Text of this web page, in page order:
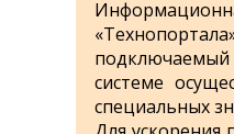
подключаемый
системе
специальных